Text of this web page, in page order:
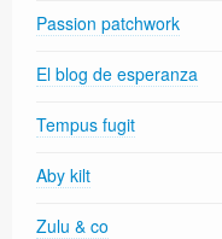
Passion patchwork
El blog de esperanza
Tempus fugit
Aby kilt
Zulu & co